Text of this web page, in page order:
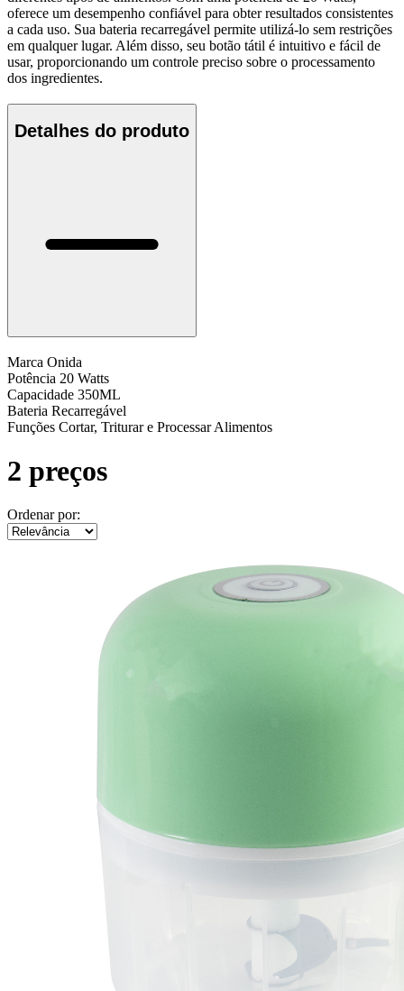
oferece um desempenho confiável para obter resultados consistentes
a cada uso. Sua bateria recarregável permite utilizá-lo sem restrições
em qualquer lugar. Além disso, seu botão tátil é intuitivo e fácil de
usar, proporcionando um controle preciso sobre o processamento
dos ingredientes.
Detalhes do produto
Marca Onida
Potência 20 Watts
Capacidade 350ML
Bateria Recarregável
Funções Cortar, Triturar e Processar Alimentos
2 preços
Ordenar por: